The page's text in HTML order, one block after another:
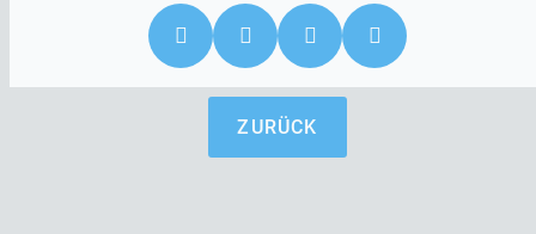
ZURÜCK